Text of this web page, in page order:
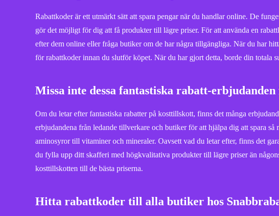
Rabattkoder är ett utmärkt sätt att spara pengar när du handlar online. De
gör det möjligt för dig att få produkter till lägre priser. För att använda en
efter dem online eller fråga butiker om de har några tillgängliga. När du har
för rabattkoder innan du slutför köpet. När du har gjort detta, borde din totala
Missa inte dessa fantastiska rabatt-
Om du letar efter fantastiska rabatter på kosttillskott, finns det många
erbjudandena från ledande tillverkare och butiker för att hjälpa dig att spara
aminosyror till vitaminer och mineraler. Oavsett vad du letar efter, finns det
du fylla upp ditt skafferi med högkvalitativa produkter till lägre priser än
kosttillskotten till de bästa priserna.
Hitta rabattkoder till alla butiker hos